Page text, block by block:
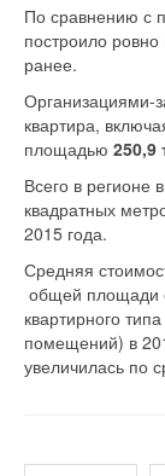
По сравнению с
построило
ранее.
Организациями-
квартира,
площадью 250,9
Всего в регионе
квадратных
2015 года.
Средняя
общей площади
квартирного
помещений) в
увеличилась по